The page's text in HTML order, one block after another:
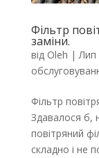
Фільтр
заміни.
від Oleh |Лип
Фільтр
Здавалося б,
повітряний
складно і не